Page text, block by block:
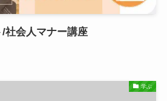
社会人マナー講座
学ぶ